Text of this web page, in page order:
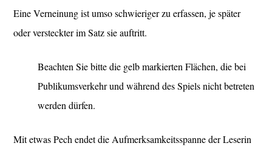
Eine Verneinung ist umso schwieriger zu erfassen, je später
oder versteckter im Satz sie auftritt.
Beachten Sie bitte die gelb markierten Flächen, die bei
Publikumsverkehr und während des Spiels nicht betreten
werden dürfen.
Mit etwas Pech endet die Aufmerksamkeitsspanne der Leserin